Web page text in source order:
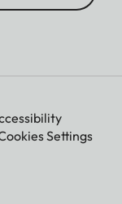
Settings